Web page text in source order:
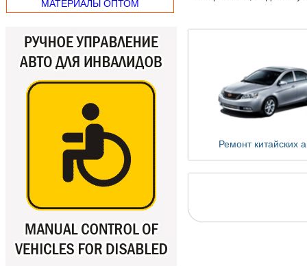
МАТЕРИАЛЫ ОПТОМ
Ремонт китайских